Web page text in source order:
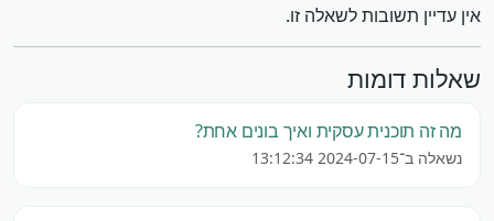
אין עדיין תשובות לשאלה זו.
שאלות דומות
מה זה תוכנית עסקית ואיך בונים אחת?
נשאלה ב־2024-07-15 13:12:34